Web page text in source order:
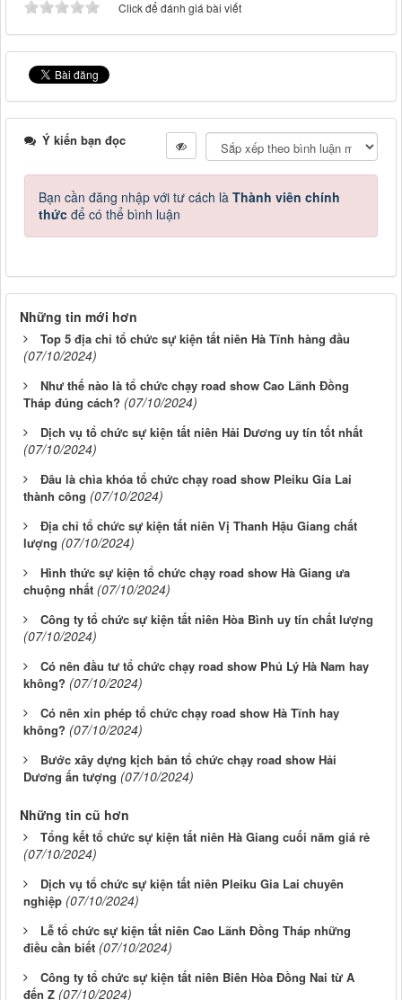
Click để đánh giá bài viết
Ý kiến bạn đọc
Bạn cần đăng nhập với tư cách là Thành viên chính
thức để có thể bình luận
Những tin mới hơn
Top 5 địa chỉ tổ chức sự kiện tất niên Hà Tĩnh hàng đầu
(07/10/2024)
Như thế nào là tổ chức chạy road show Cao Lãnh Đồng
Tháp đúng cách? (07/10/2024)
Dịch vụ tổ chức sự kiện tất niên Hải Dương uy tín tốt nhất
(07/10/2024)
Đâu là chìa khóa tổ chức chạy road show Pleiku Gia Lai
thành công (07/10/2024)
Địa chỉ tổ chức sự kiện tất niên Vị Thanh Hậu Giang chất
lượng (07/10/2024)
Hình thức sự kiện tổ chức chạy road show Hà Giang ưa
chuộng nhất (07/10/2024)
Công ty tổ chức sự kiện tất niên Hòa Bình uy tín chất lượng
(07/10/2024)
Có nên đầu tư tổ chức chạy road show Phủ Lý Hà Nam hay
không? (07/10/2024)
Có nên xin phép tổ chức chạy road show Hà Tĩnh hay
không? (07/10/2024)
Bước xây dựng kịch bản tổ chức chạy road show Hải
Dương ấn tượng (07/10/2024)
Những tin cũ hơn
Tổng kết tổ chức sự kiện tất niên Hà Giang cuối năm giá rẻ
(07/10/2024)
Dịch vụ tổ chức sự kiện tất niên Pleiku Gia Lai chuyên
nghiệp (07/10/2024)
Lễ tổ chức sự kiện tất niên Cao Lãnh Đồng Tháp những
điều cần biết (07/10/2024)
Công ty tổ chức sự kiện tất niên Biên Hòa Đồng Nai từ A
đến Z (07/10/2024)